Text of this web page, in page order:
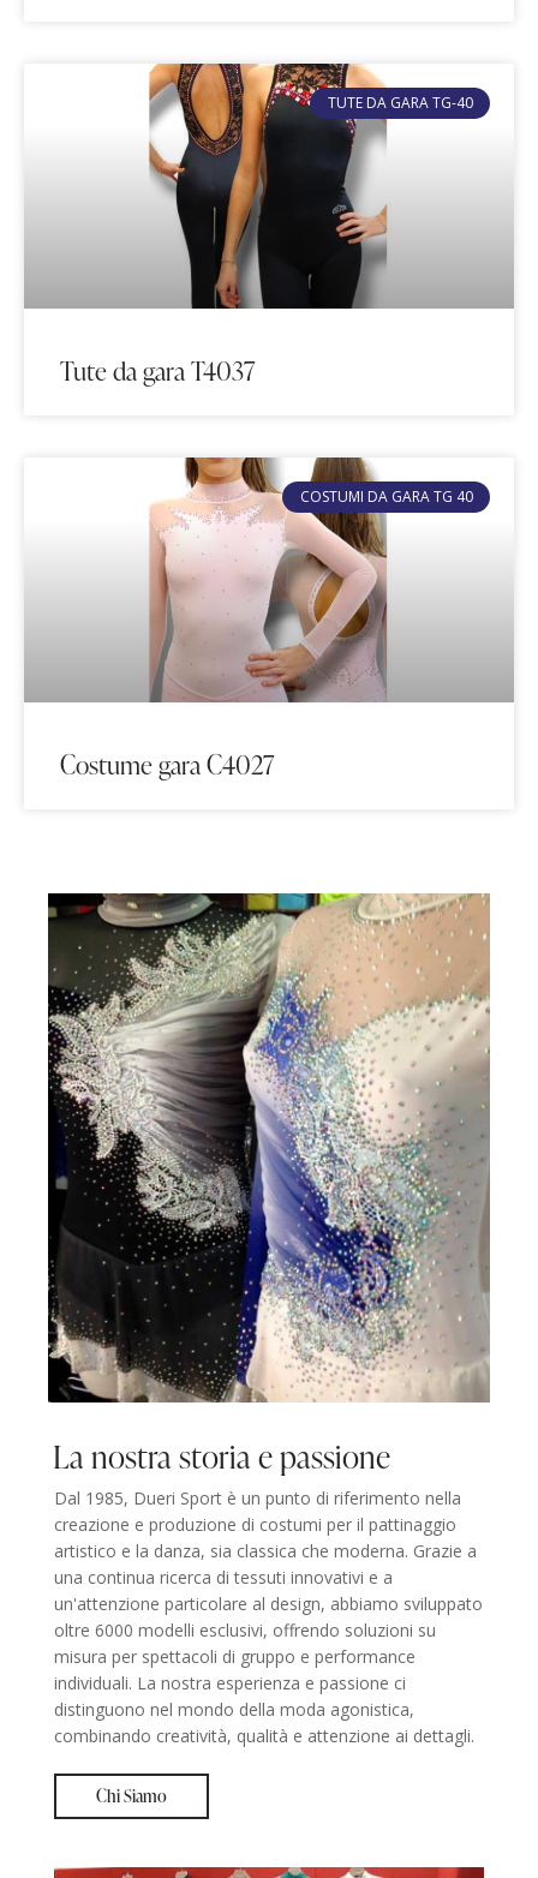
TUTE DA GARA TG-40
Tute da gara T4037
COSTUMI DA GARA TG 40
Costume gara C4027
La nostra storia e passione
Dal 1985, Dueri Sport è un punto di riferimento nella
creazione e produzione di costumi per il pattinaggio
artistico e la danza, sia classica che moderna. Grazie a
una continua ricerca di tessuti innovativi e a
un'attenzione particolare al design, abbiamo sviluppato
oltre 6000 modelli esclusivi, offrendo soluzioni su
misura per spettacoli di gruppo e performance
individuali. La nostra esperienza e passione ci
distinguono nel mondo della moda agonistica,
combinando creatività, qualità e attenzione ai dettagli.
Chi Siamo